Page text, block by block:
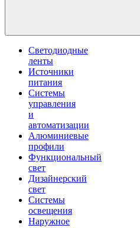
Светодиодные
ленты
Источники
питания
Системы
управления
и
автоматизации
Алюминиевые
профили
Функциональный
свет
Дизайнерский
свет
Системы
освещения
Наружное